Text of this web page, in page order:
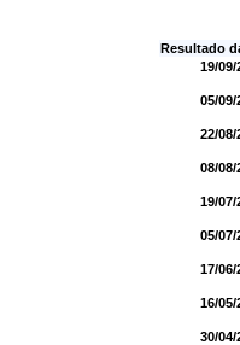
Resultado
19/09/
05/09/
22/08/
08/08/
19/07/
05/07/
17/06/
16/05/
30/04/